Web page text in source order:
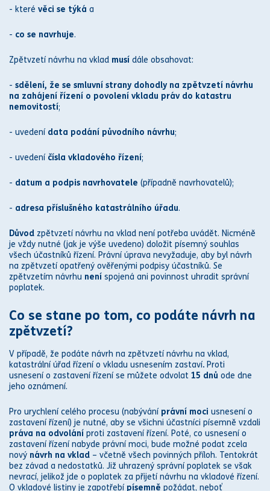
- které věci se týká a
- co se navrhuje.
Zpětvzetínávrhu na vklad musí dále obsahovat:
- sdělení, že se smluvní strany dohodly na zpětvzetí návrhu
na zahájení řízení o povolení vkladu práv do katastru
nemovitostí;
- uvedení data podání původního návrhu;
- uvedení čísla vkladového řízení;
- datum a podpis navrhovatele (případně navrhovatelů);
- adresa příslušného katastrálního úřadu.
Důvod zpětvzetínávrhu na vklad není potřeba uvádět. Nicméně
je vždy nutné (jak je výše uvedeno) doložit písemný souhlas
všech účastníků řízení. Právní úprava nevyžaduje, aby byl návrh
na zpětvzetí opatřený ověřenými podpisy účastníků. Se
zpětvzetím návrhu není spojená ani povinnost uhradit správní
poplatek.
Co se stane po tom, co podáte návrh na
zpětvzetí?
V případě, že podáte návrh na zpětvzetínávrhu na vklad,
katastrální úřad řízení o vkladu usnesením zastaví. Proti
usnesení o zastavení řízení se můžete odvolat 15 dnů ode dne
jeho oznámení.
Pro urychlení celého procesu (nabývání právní moci usnesení o
zastavení řízení) je nutné, aby se všichni účastníci písemně vzdali
práva na odvolání proti zastavení řízení. Poté, co usnesení o
zastavení řízení nabyde právní moci, bude možné podat zcela
nový návrh na vklad – včetně všech povinných příloh. Tentokrát
bez závad a nedostatků. Již uhrazený správní poplatek se však
nevrací, jelikož jde o poplatek za přijetínávrhu na vkladové řízení.
O vkladové listiny je zapotřebí písemně požádat, neboť